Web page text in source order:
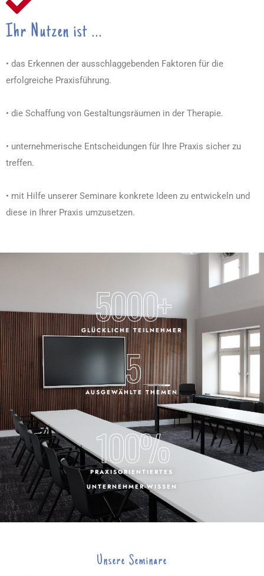
Ihr Nutzen ist ...
• das Erkennen der ausschlaggebenden Faktoren für die
erfolgreiche Praxisführung.
• die Schaffung von Gestaltungsräumen in der Therapie.
• unternehmerische Entscheidungen für Ihre Praxis sicher zu
treffen.
• mit Hilfe unserer Seminare konkrete Ideen zu entwickeln und
diese in Ihrer Praxis umzusetzen.
GLÜCKLICHE TEILNEHMER
5000+
AUSGEWÄHLTE THEMEN
5
PRAXISORIENTIERTES
UNTERNEHMER-WISSEN
100%
Unsere Seminare